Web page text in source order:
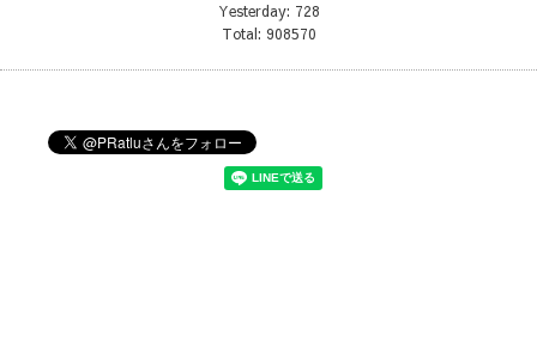
Yesterday: 728
Total: 908570